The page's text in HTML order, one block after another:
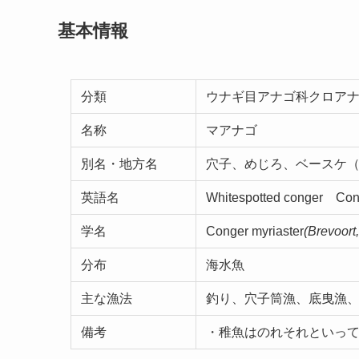
基本情報
分類 ウナギ目ア
名称 マアナゴ
別名・地方名 穴子、めじろ、ベースケ
英語名 Whitespotted conger
学名 Conger myriaster
分布 海水魚
主な漁法 釣り、穴子筒漁、底曳漁
備考 ・稚魚はのれそれといっ